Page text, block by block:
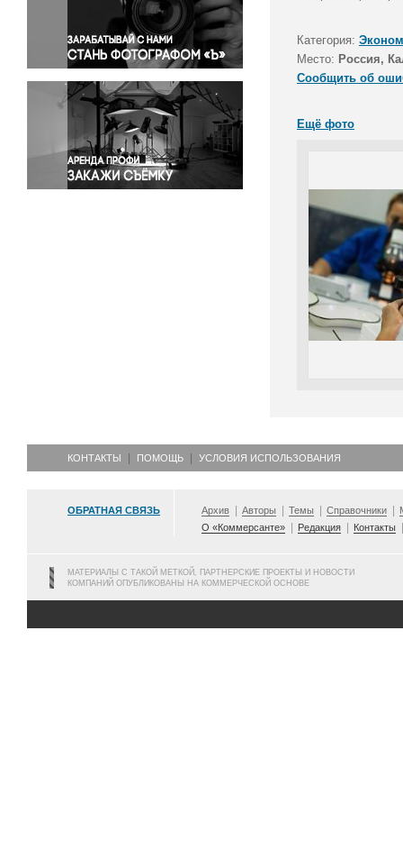
Правосудие
Происшествия и конфликты
Религия
Светская жизнь
Спорт
Экология
Экономика и бизнес
Категория:
Место: Россия,
Сообщить об
Ещё фото
КОНТАКТЫ ПОМОЩЬ УСЛОВИЯ ИСПОЛЬЗОВАНИЯ
ОБРАТНАЯ СВЯЗЬ Архив Авторы Темы Справочники
О «Коммерсанте»
Редакция Контакты
МАТЕРИАЛЫ С ТАКОЙ МЕТКОЙ, ПАРТНЕРСКИЕ ПРОЕКТЫ И НОВОСТИ
КОМПАНИЙ ОПУБЛИКОВАНЫ НА КОММЕРЧЕСКОЙ ОСНОВЕ